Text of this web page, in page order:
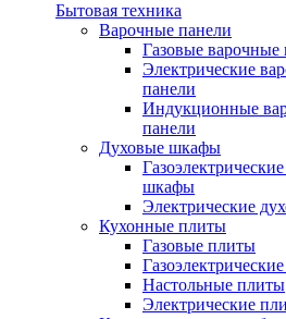
Бытовая техника
Варочные панели
Газовые варочные
Электрические
панели
Индукционные
панели
Духовые шкафы
шкафы
Электрические
Кухонные плиты
Газовые плиты
Настольные плиты
Электрические